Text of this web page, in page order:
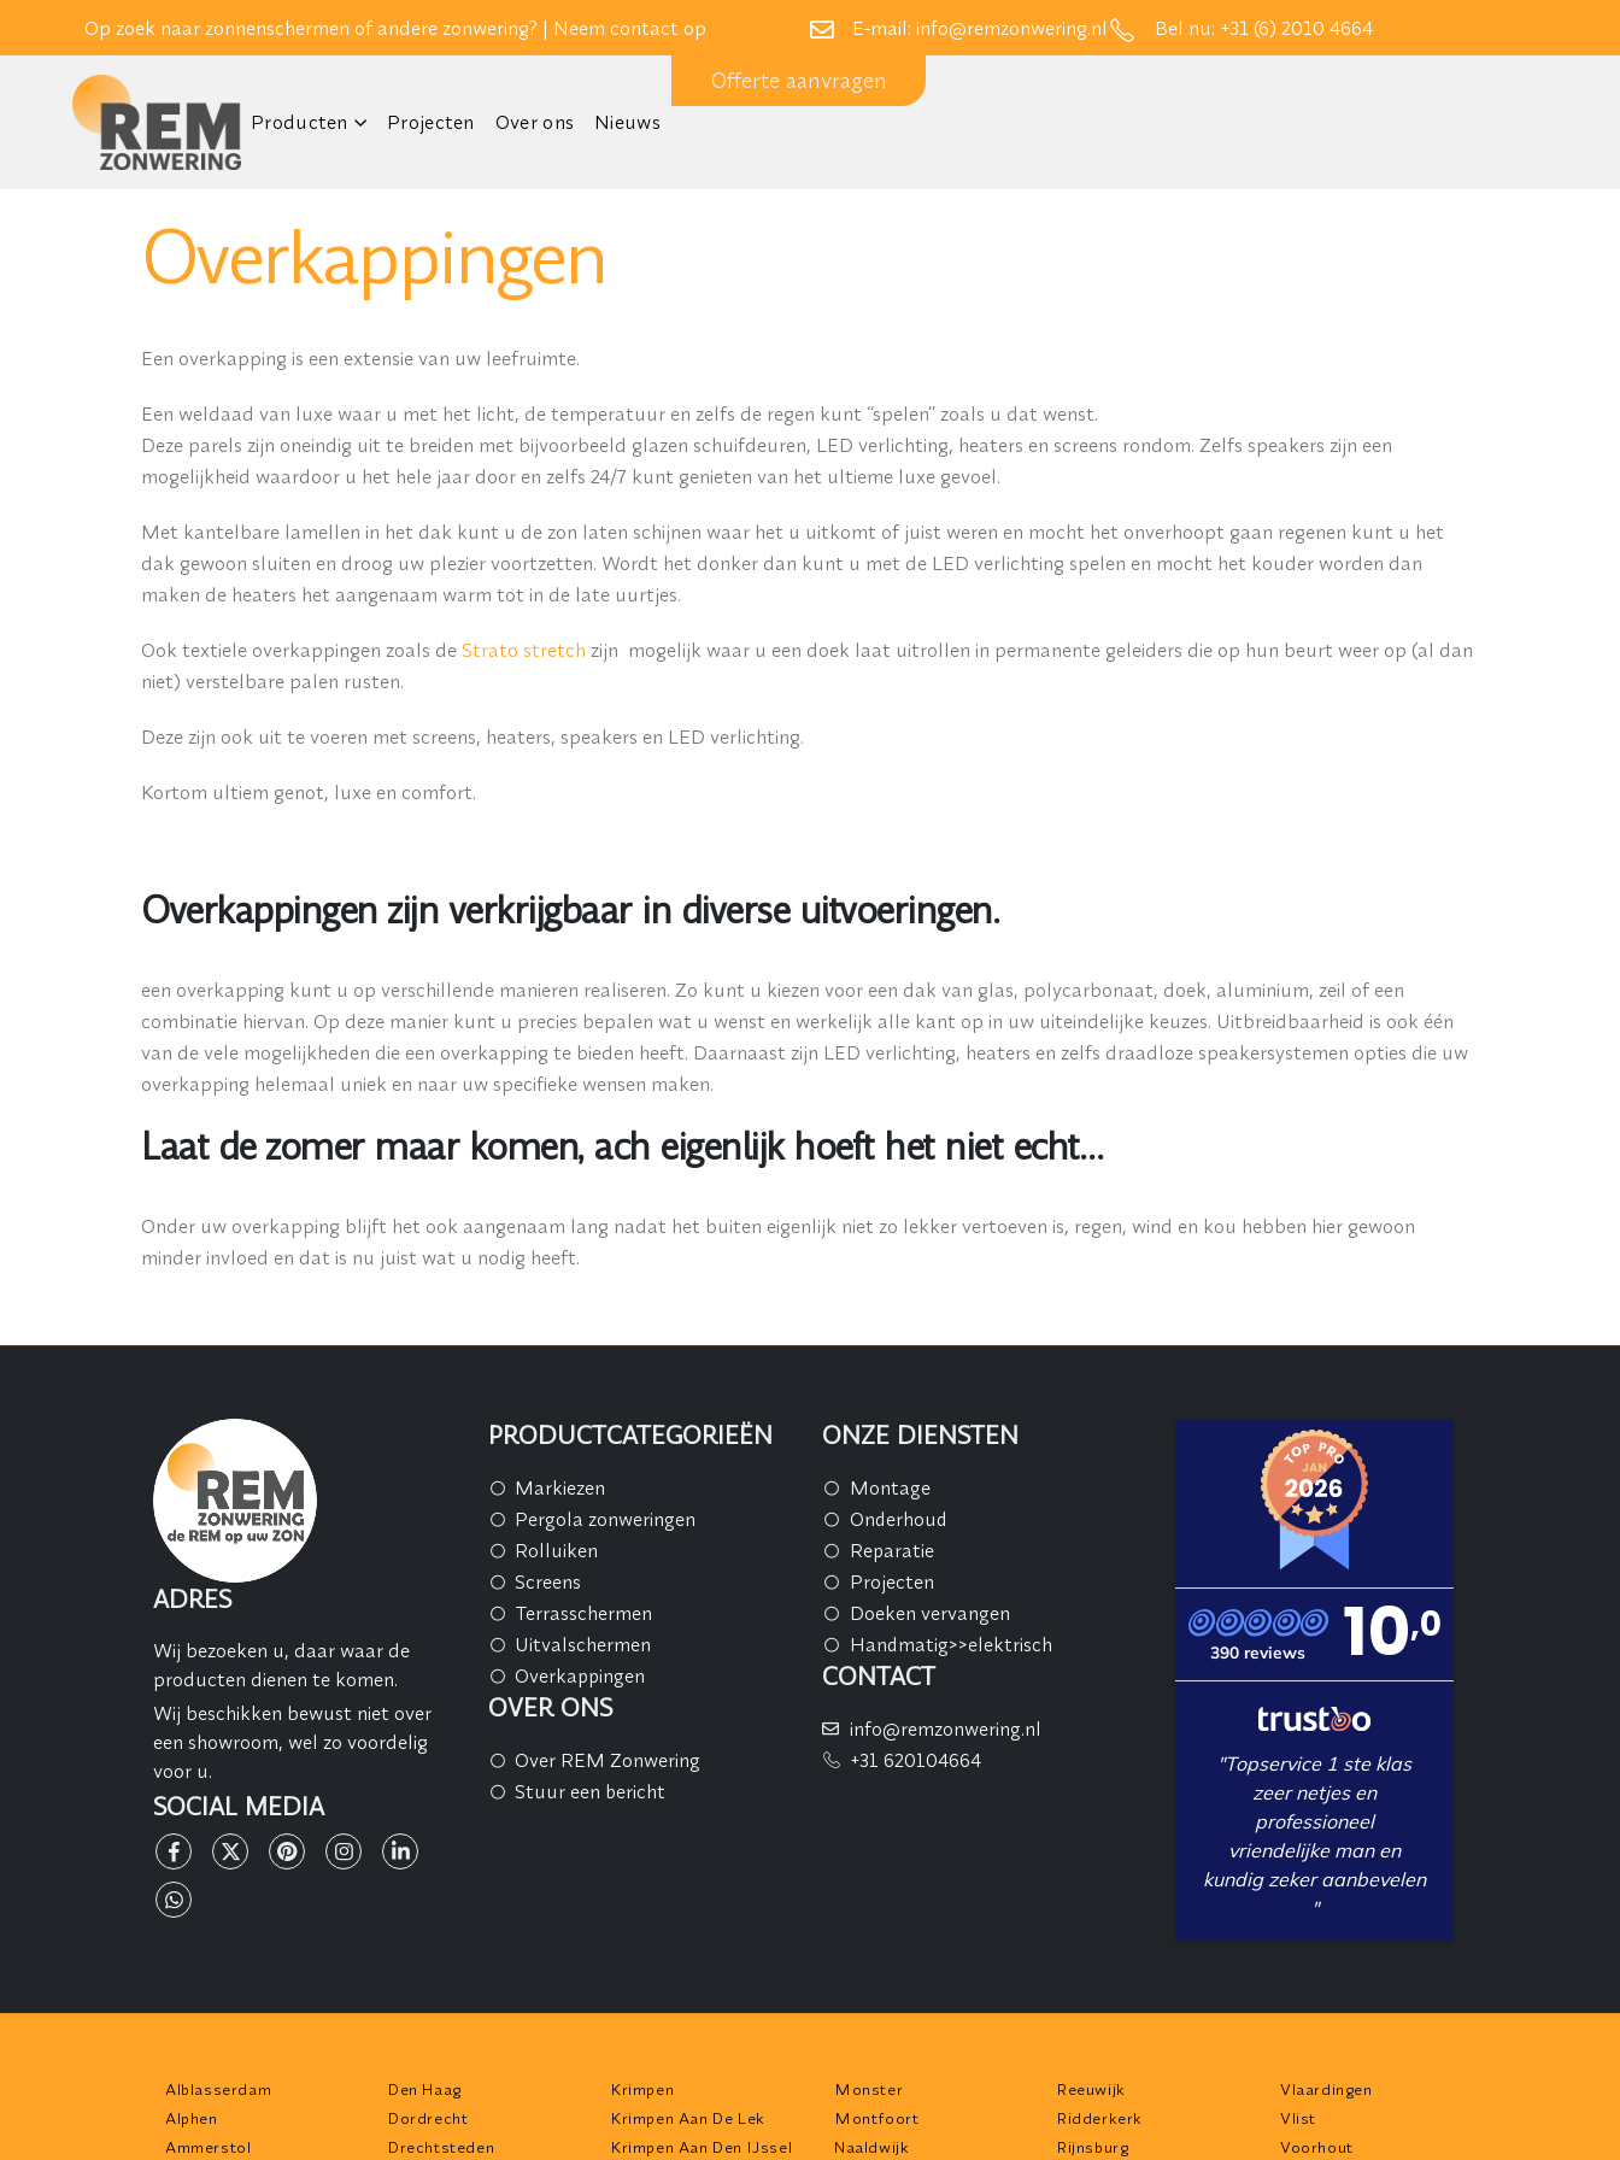
Op zoek naar zonnenschermen of andere zonwering? | Neem contact op E-mail: info@remzonwering.nl Bel nu: +31 (6) 2010 4664
Producten Projecten Over ons Nieuws
Offerte aanvragen
Overkappingen
Een overkapping is een extensie van uw leefruimte.
Een weldaad van luxe waar u met het licht, de temperatuur en zelfs de regen kunt “spelen” zoals u dat wenst.
Deze parels zijn oneindig uit te breiden met bijvoorbeeld glazen schuifdeuren, LED verlichting, heaters en screens rondom. Zelfs speakers zijn een
mogelijkheid waardoor u het hele jaar door en zelfs 24/7 kunt genieten van het ultieme luxe gevoel.
Met kantelbare lamellen in het dak kunt u de zon laten schijnen waar het u uitkomt of juist weren en mocht het onverhoopt gaan regenen kunt u het
dak gewoon sluiten en droog uw plezier voortzetten. Wordt het donker dan kunt u met de LED verlichting spelen en mocht het kouder worden dan
maken de heaters het aangenaam warm tot in de late uurtjes.
Ook textiele overkappingen zoals de Strato stretch zijn mogelijk waar u een doek laat uitrollen in permanente geleiders die op hun beurt weer op (al dan
niet) verstelbare palen rusten.
Deze zijn ook uit te voeren met screens, heaters, speakers en LED verlichting.
Kortom ultiem genot, luxe en comfort.
Overkappingen zijn verkrijgbaar in diverse uitvoeringen.
een overkapping kunt u op verschillende manieren realiseren. Zo kunt u kiezen voor een dak van glas, polycarbonaat, doek, aluminium, zeil of een
combinatie hiervan. Op deze manier kunt u precies bepalen wat u wenst en werkelijk alle kant op in uw uiteindelijke keuzes. Uitbreidbaarheid is ook één
van de vele mogelijkheden die een overkapping te bieden heeft. Daarnaast zijn LED verlichting, heaters en zelfs draadloze speakersystemen opties die uw
overkapping helemaal uniek en naar uw specifieke wensen maken.
Laat de zomer maar komen, ach eigenlijk hoeft het niet echt…
Onder uw overkapping blijft het ook aangenaam lang nadat het buiten eigenlijk niet zo lekker vertoeven is, regen, wind en kou hebben hier gewoon
minder invloed en dat is nu juist wat u nodig heeft.
ADRES
Wij bezoeken u, daar waar de
producten dienen te komen.
Wij beschikken bewust niet over
een showroom, wel zo voordelig
voor u.
SOCIAL MEDIA
PRODUCTCATEGORIEËN
Markiezen
Pergola zonweringen
Rolluiken
Screens
Terrasschermen
Uitvalschermen
Overkappingen
OVER ONS
Over REM Zonwering
Stuur een bericht
ONZE DIENSTEN
Montage
Onderhoud
Reparatie
Projecten
Doeken vervangen
Handmatig>>elektrisch
CONTACT
info@remzonwering.nl
+31 620104664
390 reviews 10,0
"Topservice 1 ste klas
zeer netjes en
professioneel
vriendelijke man en
kundig zeker aanbevelen
"
Alblasserdam
Alphen
Ammerstol
Den Haag
Dordrecht
Drechtsteden
Krimpen
Krimpen Aan De Lek
Krimpen Aan Den IJssel
Monster
Montfoort
Naaldwijk
Reeuwijk
Ridderkerk
Rijnsburg
Vlaardingen
Vlist
Voorhout